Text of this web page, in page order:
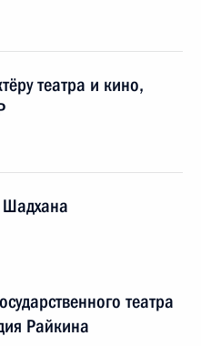
театра и кино,
театра
Райкина